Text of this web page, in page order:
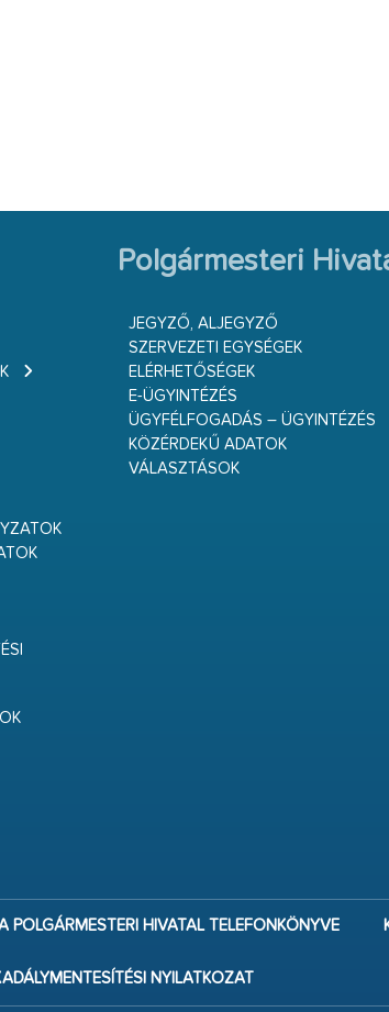
Polgármesteri
JEGYZŐ, ALJEGYZŐ
SZERVEZETI EGYSÉGEK
ELÉRHETŐSÉGEK
E-ÜGYINTÉZÉS
ÜGYFÉLFOGADÁS – ÜGYINTÉZÉS
KÖZÉRDEKŰ ADATOK
VÁLASZTÁSOK
POLGÁRMESTERI HIVATAL TELEFONKÖNYVE
NYILATKOZAT